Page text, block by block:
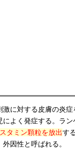
激に対する皮膚の炎
よく発症する。ラ
タミン顆粒を放出す
因性と呼ばれる。